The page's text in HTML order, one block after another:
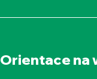
Orientace na